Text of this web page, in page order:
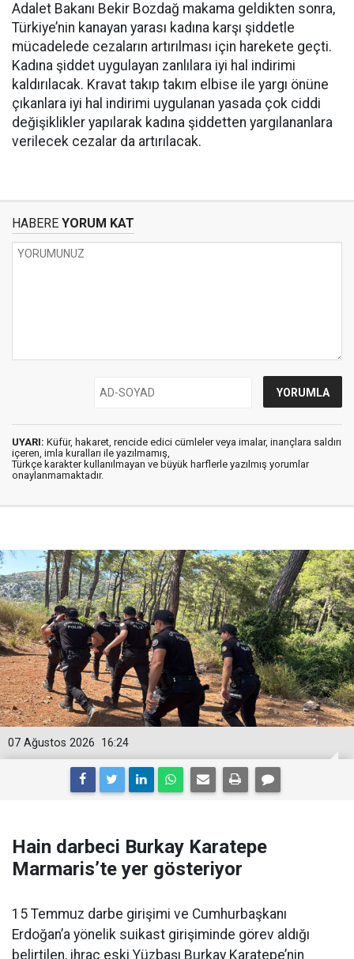
Adalet Bakanı Bekir Bozdağ makama geldikten sonra,
Türkiye’nin kanayan yarası kadına karşı şiddetle
mücadelede cezaların artırılması için harekete geçti.
Kadına şiddet uygulayan zanlılara iyi hal indirimi
kaldırılacak. Kravat takıp takım elbise ile yargı önüne
çıkanlara iyi hal indirimi uygulanan yasada çok ciddi
değişiklikler yapılarak kadına şiddetten yargılananlara
verilecek cezalar da artırılacak.
HABERE YORUM KAT
UYARI: Küfür, hakaret, rencide edici cümleler veya imalar, inançlara saldırı
içeren, imla kuralları ile yazılmamış,
Türkçe karakter kullanılmayan ve büyük harflerle yazılmış yorumlar
onaylanmamaktadır.
16:24
07 Ağustos 2026
Hain darbeci Burkay Karatepe
Marmaris’te yer gösteriyor
15 Temmuz darbe girişimi ve Cumhurbaşkanı
Erdoğan’a yönelik suikast girişiminde görev aldığı
belirtilen, ihraç eski Yüzbaşı Burkay Karatepe’nin